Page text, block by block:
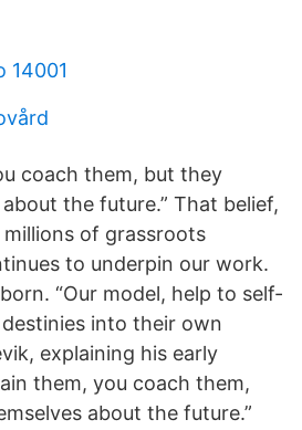
14001
coach them, but they
the future.” That belief,
of grassroots
to underpin our work.
“Our model, help to self-
destinies into their own
explaining his early
them, you coach them,
about the future.”